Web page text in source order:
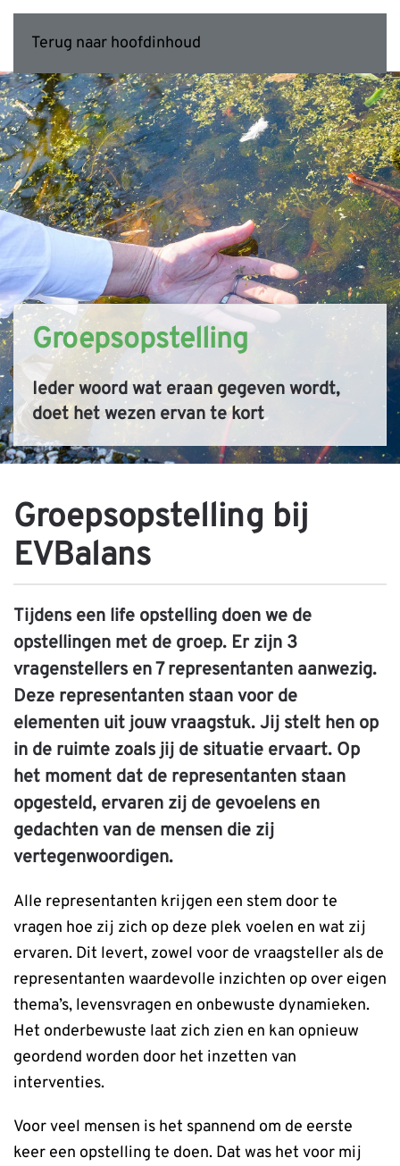
Terug naar hoofdinhoud
Groepsopstelling
Ieder woord wat eraan gegeven wordt,
doet het wezen ervan te kort
Groepsopstelling bij
EVBalans
Tijdens een life opstelling doen we de
opstellingen met de groep. Er zijn 3
vragenstellers en 7 representanten aanwezig.
Deze representanten staan voor de
elementen uit jouw vraagstuk. Jij stelt hen op
in de ruimte zoals jij de situatie ervaart. Op
het moment dat de representanten staan
opgesteld, ervaren zij de gevoelens en
gedachten van de mensen die zij
vertegenwoordigen.
Alle representanten krijgen een stem door te
vragen hoe zij zich op deze plek voelen en wat zij
ervaren. Dit levert, zowel voor de vraagsteller als de
representanten waardevolle inzichten op over eigen
thema’s, levensvragen en onbewuste dynamieken.
Het onderbewuste laat zich zien en kan opnieuw
geordend worden door het inzetten van
interventies.
Voor veel mensen is het spannend om de eerste
keer een opstelling te doen. Dat was het voor mij